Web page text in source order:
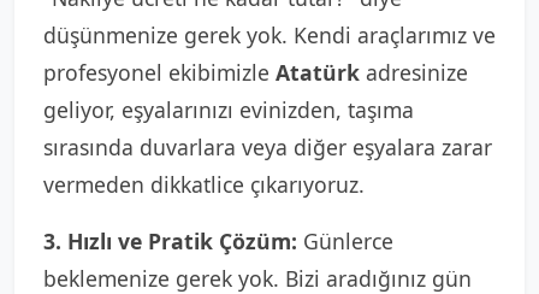
düşünmenize gerek yok. Kendi araçlarımız ve
profesyonel ekibimizle Atatürk adresinize
geliyor, eşyalarınızı evinizden, taşıma
sırasında duvarlara veya diğer eşyalara zarar
vermeden dikkatlice çıkarıyoruz.
3. Hızlı ve Pratik Çözüm: Günlerce
beklemenize gerek yok. Bizi aradığınız gün